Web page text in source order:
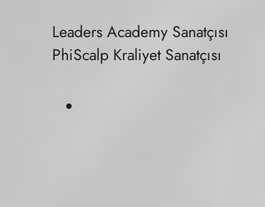
Leaders Academy Sanatçısı
PhiScalp Kraliyet Sanatçısı